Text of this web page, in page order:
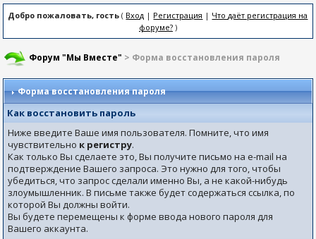
Добро пожаловать, гость ( Вход | Регистрация | Что даёт регистрация на
форуме?)
Форум "Мы Вместе" > Форма восстановления пароля
Форма восстановления пароля
Как восстановить пароль
Ниже введите Ваше имя пользователя. Помните, что имя
чувствительно к регистру.
Как только Вы сделаете это, Вы получите письмо на e-mail на
подтверждение Вашего запроса. Это нужно для того, чтобы
убедиться, что запрос сделали именно Вы, а не какой-нибудь
злоумышленник. В письме также будет содержаться ссылка, по
которой Вы должны войти.
Вы будете перемещены к форме ввода нового пароля для
Вашего аккаунта.